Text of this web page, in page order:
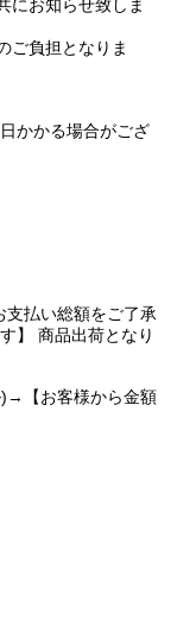
にお知らせ致しま
ご負担となりま
かかる場合がござ
払い総額をご了承
】 商品出荷となり
【お客様から金額